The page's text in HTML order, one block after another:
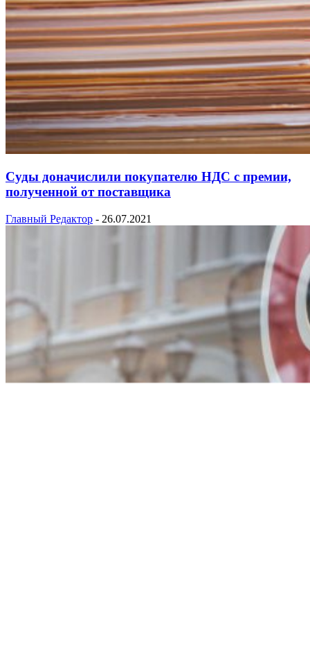
Суды доначислили покупателю НДС с премии,
полученной от поставщика
Главный Редактор - 26.07.2021